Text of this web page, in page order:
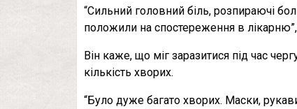
“Сильний головний біль, розпираючі
положили на спостереження в лікарню”,
Він каже, що міг заразитися під час
кількість хворих.
“Було дуже багато хворих. Маски,